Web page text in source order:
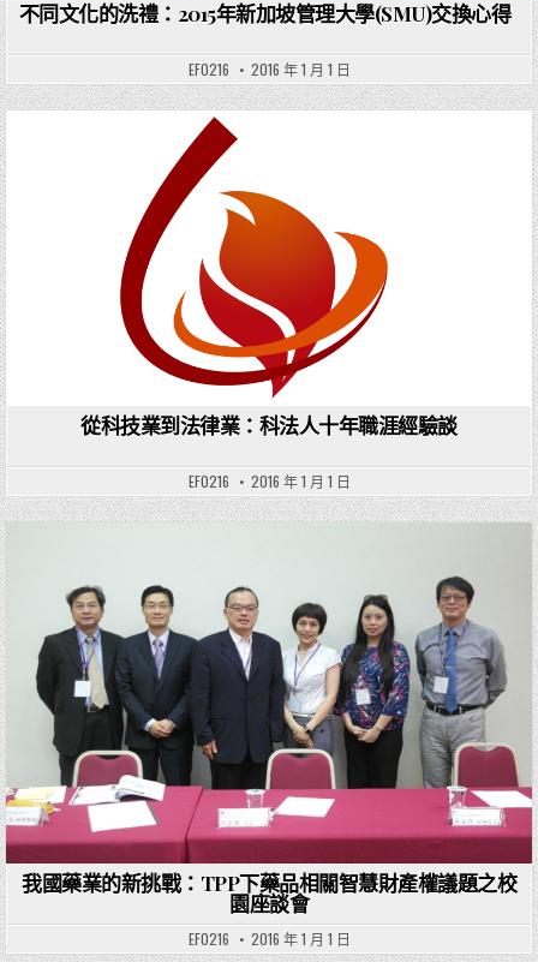
不同文化的洗禮：2015年新加坡管理大學(SMU)交換心得
EF0216 2016 年 1 月 1 日
從科技業到法律業：科法人十年職涯經驗談
EF0216 2016 年 1 月 1 日
我國藥業的新挑戰：TPP下藥品相關智慧財產權議題之校
園座談會
EF0216 2016 年 1 月 1 日